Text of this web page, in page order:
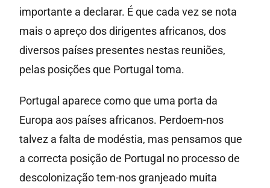
importante a declarar. É que cada vez se nota
mais o apreço dos dirigentes africanos, dos
diversos países presentes nestas reuniões,
pelas posições que Portugal toma.
Portugal aparece como que uma porta da
Europa aos países africanos. Perdoem-nos
talvez a falta de modéstia, mas pensamos que
a correcta posição de Portugal no processo de
descolonização tem-nos granjeado muita